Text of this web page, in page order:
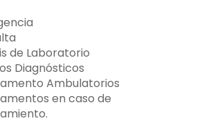
de Laboratorio
Diagnósticos
Ambulatorios
en caso de